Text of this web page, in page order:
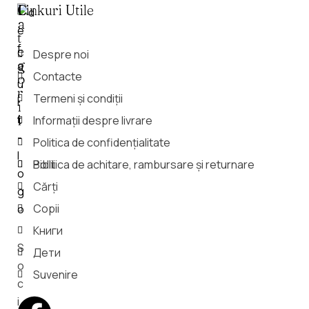
S
o
c
i
C
A
T
E
G
O
R
I
I
Biblii
Cărți
Copii
Книги
Дети
Suvenire
Linkuri Utile
Despre noi
Contacte
Termeni și condiții
Informații despre livrare
Politica de confidențialitate
Politica de achitare, rambursare și returnare